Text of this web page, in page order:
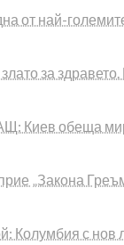
от най-
за
Киев обеща
„Закона
Колумбия с нов